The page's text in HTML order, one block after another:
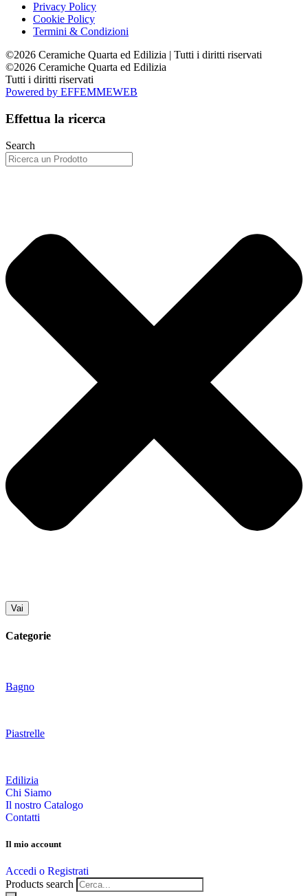
Privacy Policy
Cookie Policy
Termini & Condizioni
©2026 Ceramiche Quarta ed Edilizia | Tutti i diritti riservati
©2026 Ceramiche Quarta ed Edilizia
Tutti i diritti riservati
Powered by EFFEMMEWEB
Effettua la ricerca
Search
Vai
Categorie
Bagno
Piastrelle
Edilizia
Chi Siamo
Il nostro Catalogo
Contatti
Il mio account
Accedi o Registrati
Products search